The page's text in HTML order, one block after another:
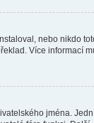
nebo nikdo
Více informací
jména.